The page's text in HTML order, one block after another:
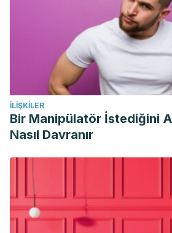
İLIŞKILER
Bir Manipülatör İstediğini
Nasıl Davranır